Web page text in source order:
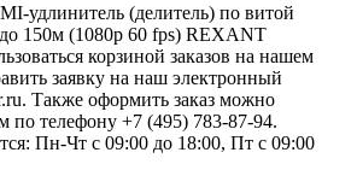
удлинитель (делитель) по витой
150м (1080p 60 fps) REXANT
корзиной заказов на нашем
заявку на наш электронный
Также оформить заказ можно
по телефону +7 (495) 783-87-94.
Пн-Чт с 09:00 до 18:00, Пт с 09:00